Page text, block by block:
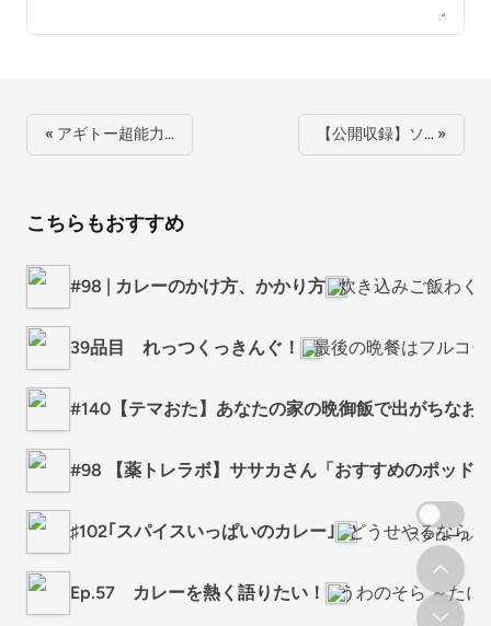
« アギトー超能力… 【公開収録】ソ… »
こちらもおすすめ
#98 | カレーのかけ方、かかり方 炊き込みご飯わく
39品目 れっつくっきんぐ！ 最後の晩餐はフルコ
#140【テマおた】あなたの家の晩御飯で出がちなお
#98 【薬トレラボ】ササカさん「おすすめのポッド
♯102｢スパイスいっぱいのカレー｣ どうせやるなら
Ep.57 カレーを熱く語りたい！ うわのそら ～たに
スクロール